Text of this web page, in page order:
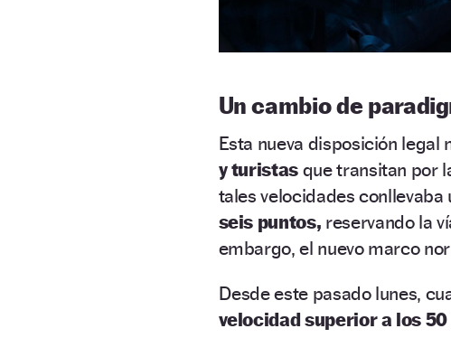
Un cambio de
Esta nueva disposición legal
y turistas que transitan por
tales velocidades conllevaba
seis puntos, reservando la
embargo, el nuevo marco
Desde este pasado lunes,
velocidad superior a los